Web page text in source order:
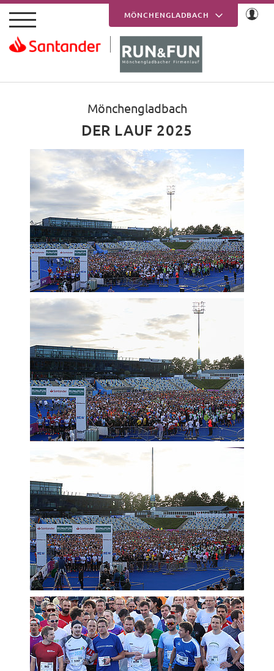
Skip to main content
MÖNCHENGLADBACH
KREFELD
DER LAUF 2025
Mönchengladbach